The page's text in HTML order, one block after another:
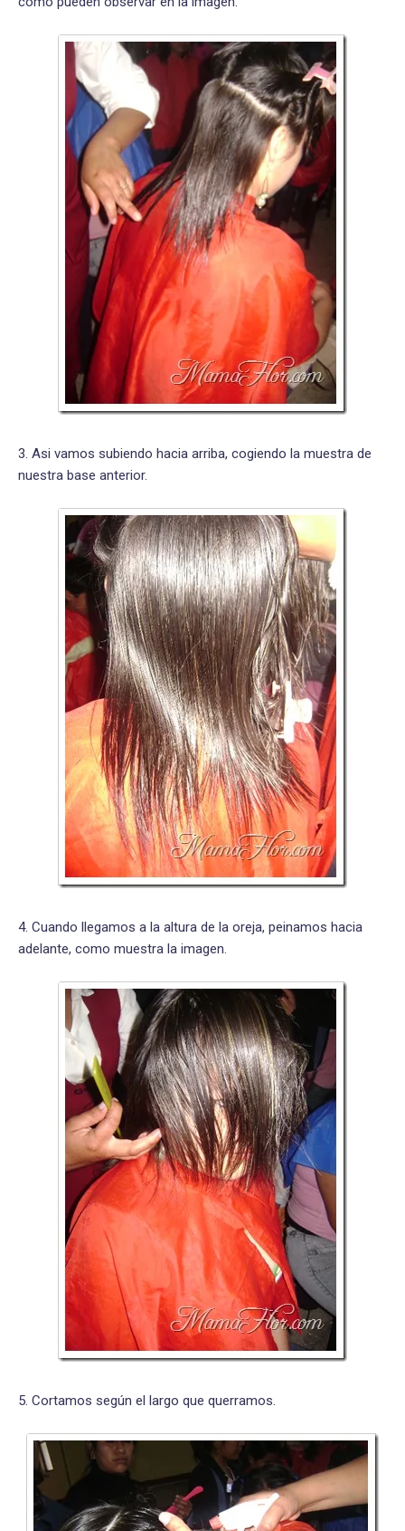
3. Asi vamos subiendo hacia arriba, cogiendo la muestra de
nuestra base anterior.
4. Cuando llegamos a la altura de la oreja, peinamos hacia
adelante, como muestra la imagen.
5. Cortamos según el largo que querramos.